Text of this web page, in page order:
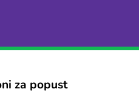
za popust